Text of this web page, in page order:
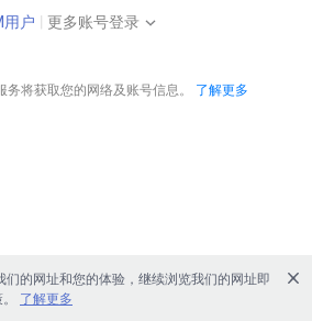
用户 | 更多账号登录
将获取您的网络及账号信息。 了解更多
的网址和您的体验，继续浏览我们的网址即
了解更多